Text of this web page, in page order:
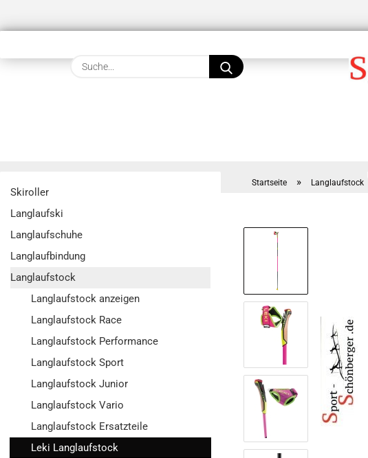
Suche...
Startseite » Langlaufstock
Skiroller
Langlaufski
Langlaufschuhe
Langlaufbindung
Langlaufstock
Langlaufstock anzeigen
Langlaufstock Race
Langlaufstock Performance
Langlaufstock Sport
Langlaufstock Junior
Langlaufstock Vario
Langlaufstock Ersatzteile
Leki Langlaufstock